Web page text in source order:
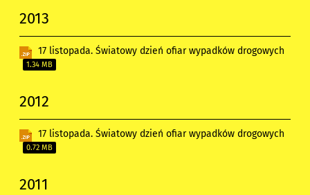
2013
17 listopada. Światowy dzień ofiar wypadków drogowych
1.34 MB
2012
17 listopada. Światowy dzień ofiar wypadków drogowych
0.72 MB
2011